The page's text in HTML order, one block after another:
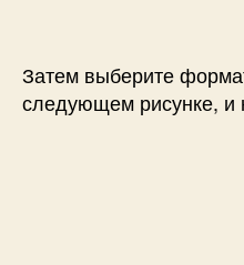
Затем выберите
следующем рисунке, и